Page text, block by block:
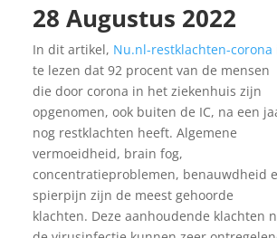
28 Augustus 2022
In dit artikel, Nu.nl-restklachten-corona
te lezen dat 92 procent van de mensen
die door corona in het ziekenhuis zijn
opgenomen, ook buiten de IC, na een
nog restklachten heeft. Algemene
vermoeidheid, brain fog,
concentratieproblemen, benauwdheid
spierpijn zijn de meest gehoorde
klachten. Deze aanhoudende klachten